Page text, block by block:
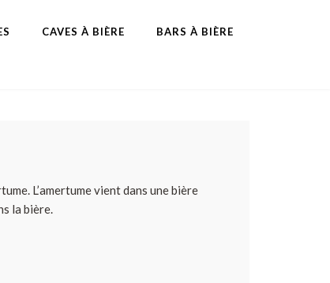
CAVES À BIÈRE BARS À BIÈRE
L’amertume vient dans une bière
la bière.